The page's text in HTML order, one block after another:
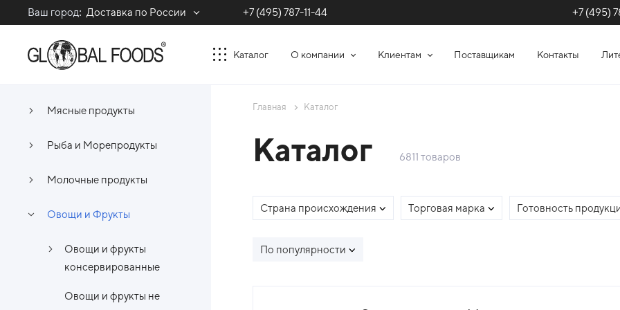
Ваш город: Доставка по России +7 (495) 787-11-44 +7 (495)
Каталог О компании Клиентам Поставщикам Контакты
Главная Каталог
Каталог 6811 товаров
Страна происхождения Торговая марка Готовность
По популярности
Мясные продукты
Рыба и Морепродукты
Молочные продукты
Овощи и Фрукты
Овощи и фрукты
консервированные
Овощи и фрукты не